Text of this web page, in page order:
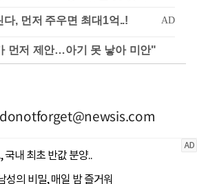
먼저 제안…아기 못 낳아 미안"
donotforget@newsis.com